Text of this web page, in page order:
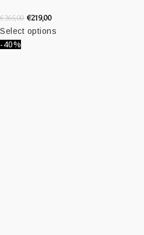
€365,00 €219,00
Select options
-40%